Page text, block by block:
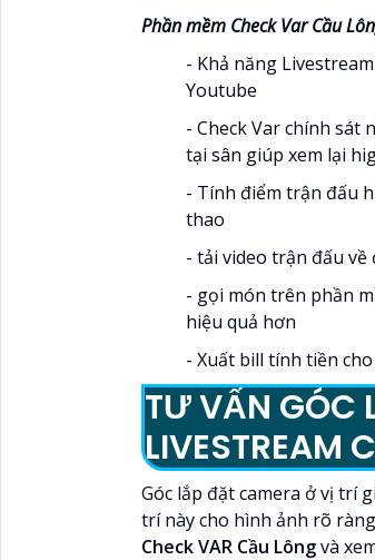
Phần mềm Check Var Cầu
- Khả năng
Youtube
- Check Var chính
tại sân giúp xem lại
- Tính điểm trận đấu
thao
- tải video trận đấu
- gọi món trên phần
hiệu quả hơn
- Xuất bill tính tiền
TƯ VẤN GÓC
LIVESTREAM
Góc lắp đặt camera ở vị trí
trí này cho hình ảnh rõ
Check VAR Cầu Lôngvà